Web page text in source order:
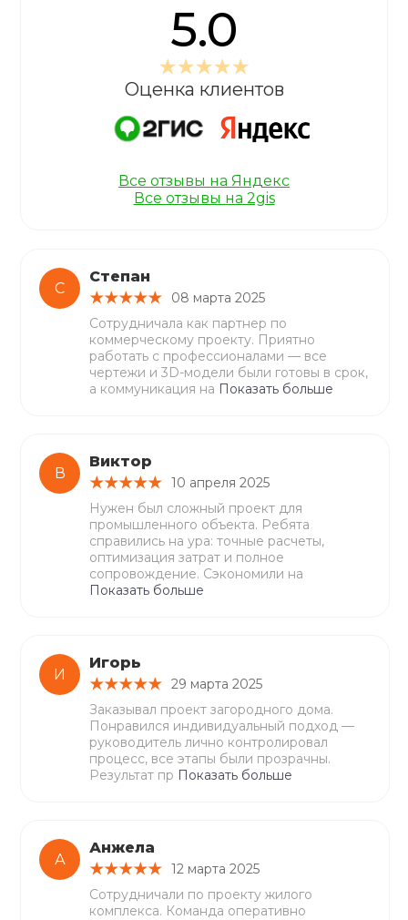
С
Степан
08 марта 2025
Сотрудничала как партнер по
коммерческому проекту. Приятно
работать с профессионалами — все
чертежи и 3D-модели были готовы в срок,
а коммуникация на Показать больше
В
Виктор
10 апреля 2025
Нужен был сложный проект для
промышленного объекта. Ребята
справились на ура: точные расчеты,
оптимизация затрат и полное
сопровождение. Сэкономили на
Показать больше
И
Игорь
29 марта 2025
Заказывал проект загородного дома.
Понравился индивидуальный подход —
руководитель лично контролировал
процесс, все этапы были прозрачны.
Результат пр Показать больше
А
Анжела
12 марта 2025
Сотрудничали по проекту жилого
комплекса. Команда оперативно
5.0
Оценка клиентов
Все отзывы на Яндекс
Все отзывы на 2gis